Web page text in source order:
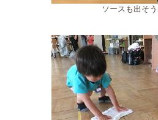
ソースも出そう